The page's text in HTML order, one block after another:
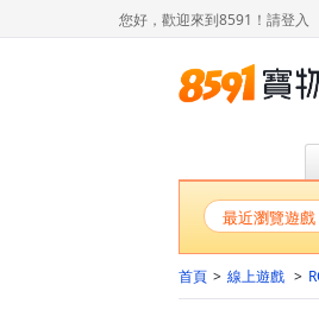
您好，歡迎來到8591！ 請登入
最近瀏覽遊戲
首頁 > 線上遊戲 >